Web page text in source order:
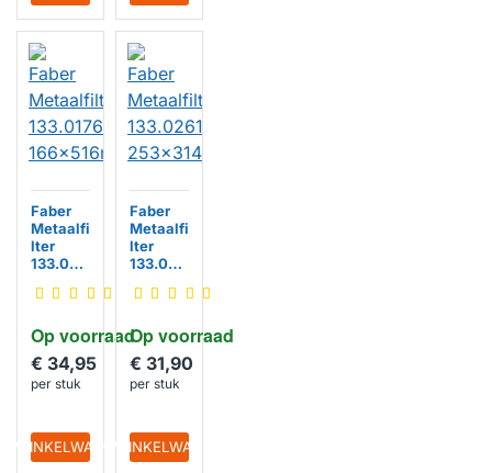
Op voorraad
Faber
Metaalfi
lter
133.017
166x516
€ 34,95
per stuk
WINKELWAGEN
Op voorraad
Faber
Metaalfi
lter
133.026
253x31
€ 31,90
per stuk
IN WINKELWAGEN